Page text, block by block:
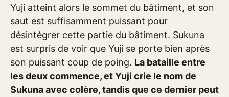
Yuji atteint alors le sommet du bâtiment, et son
saut est suffisamment puissant pour
désintégrer cette partie du bâtiment. Sukuna
est surpris de voir que Yuji se porte bien après
son puissant coup de poing. La bataille entre
les deux commence, et Yuji crie le nom de
Sukuna avec colère, tandis que ce dernier peut